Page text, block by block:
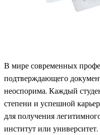
В мире современных
подтверждающего
неоспорима. Каждый
степени и успешной
для получения
институт или университет.